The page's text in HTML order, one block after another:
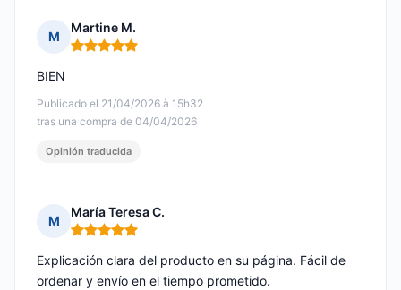
M
Martine M.
Nota: 5 de 5
Publicado el 21/04/2026 à 15h32
tras una compra de 04/04/2026
BIEN
Opinión traducida
M
María Teresa C.
Nota: 5 de 5
Explicación clara del producto en su página. Fácil de
ordenar y envío en el tiempo prometido.